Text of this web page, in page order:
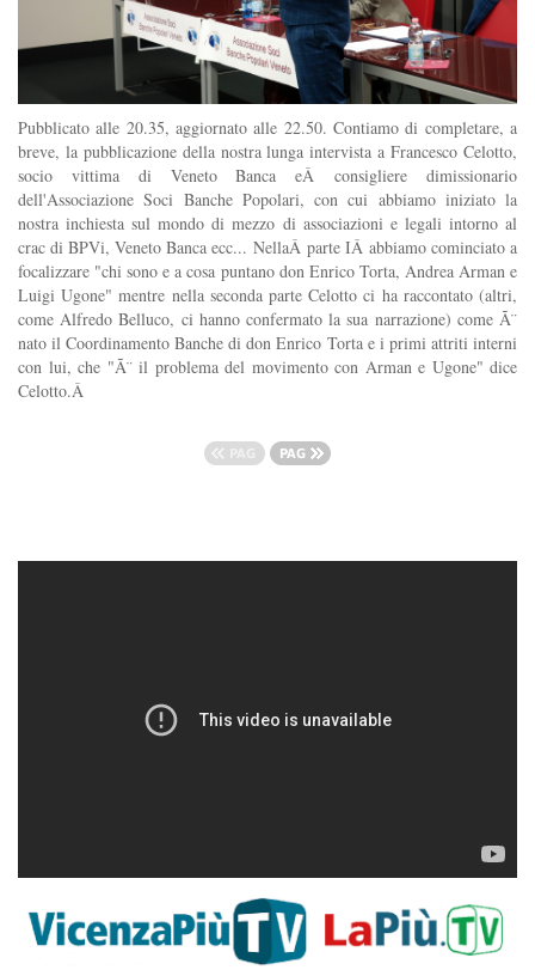
Pubblicato alle 20.35, aggiornato alle 22.50. Contiamo di completare, a
breve, la pubblicazione della nostra lunga intervista a Francesco Celotto,
socio vittima di Veneto Banca eÂ consigliere dimissionario
dell'Associazione Soci Banche Popolari, con cui abbiamo iniziato la
nostra inchiesta sul mondo di mezzo di associazioni e legali intorno al
crac di BPVi, Veneto Banca ecc... NellaÂ parte IÂ abbiamo cominciato a
focalizzare "chi sono e a cosa puntano don Enrico Torta, Andrea Arman e
Luigi Ugone" mentre nella seconda parte Celotto ci ha raccontato (altri,
come Alfredo Belluco, ci hanno confermato la sua narrazione) come Ã¨
nato il Coordinamento Banche di don Enrico Torta e i primi attriti interni
con lui, che "Ã¨ il problema del movimento con Arman e Ugone" dice
Celotto.Â